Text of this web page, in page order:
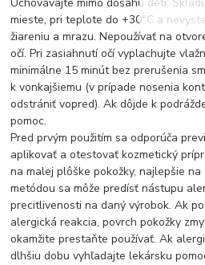
Uchovávajte mimo dosahu detí.
mieste, pri teplote do +30°C a
žiareniu a mrazu. Nepoužívať na
očí. Pri zasiahnutí očí vyplachujte
minimálne 15 minút bez prerušenia
k vonkajšiemu (v prípade nosenia
odstrániť vopred). Ak dôjde k
pomoc.
Pred prvým použitím sa odporúča
aplikovať a otestovať kozmetický
na malej plôške pokožky, najlepšie
metódou sa môže predísť nástupu
precitlivenosti na daný výrobok. Ak
alergická reakcia, povrch pokožky
okamžite prestaňte používať. Ak
dlhšiu dobu vyhľadajte lekársku